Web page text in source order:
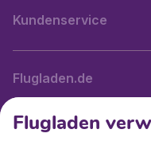
Kundenservice
Flugladen.de
Internationale
Flugladen